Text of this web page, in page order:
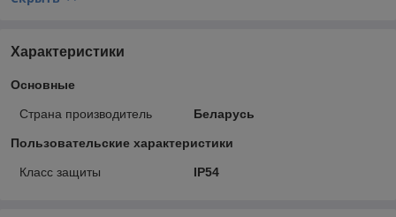
Характеристики
Основные
Страна производитель Беларусь
Пользовательские характеристики
Класс защиты IP54